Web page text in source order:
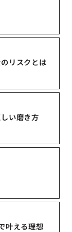
リスクとは
い磨き方
叶える理想